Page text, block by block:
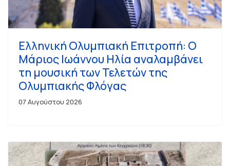
Ελληνική Ολυμπιακή Επιτροπή: Ο
Μάριος Ιωάννου Ηλία αναλαμβάνει
τη μουσική των Τελετών της
Ολυμπιακής Φλόγας
07 Αυγούστου 2026